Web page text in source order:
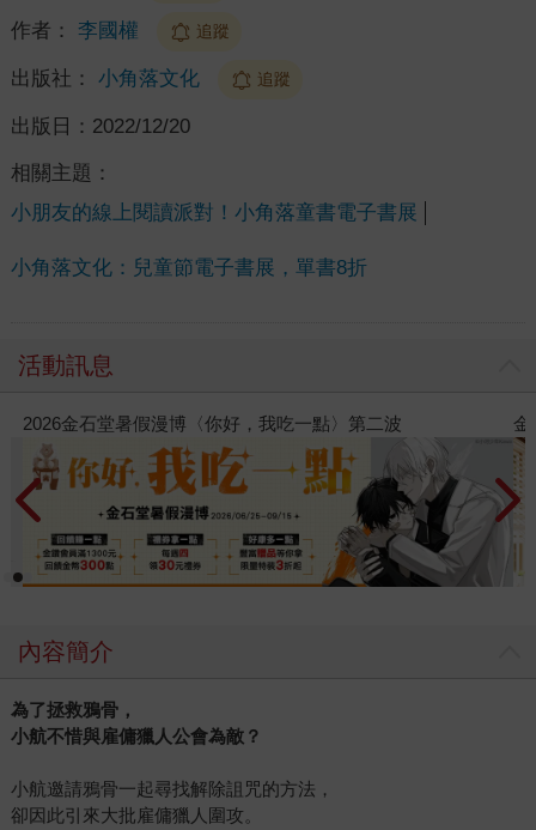
作者： 李國權 追蹤
出版社： 小角落文化 追蹤
出版日： 2022/12/20
相關主題：
小朋友的線上閱讀派對！小角落童書電子書展
小角落文化：兒童節電子書展，單書8折
活動訊息
金石堂2026海外優惠：電子書
內容簡介
為了拯救鴉骨，
小航不惜與雇傭獵人公會為敵？
小航邀請鴉骨一起尋找解除詛咒的方法，
卻因此引來大批雇傭獵人圍攻。